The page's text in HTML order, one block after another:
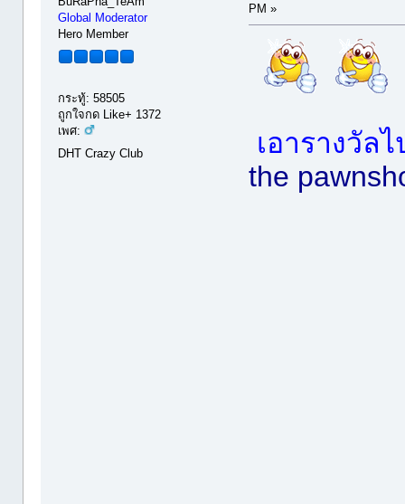
Global Moderator
Hero Member
กระทู้: 58505
ถูกใจกด Like+ 1372
เพศ:
DHT Crazy Club
PM »
เอารางวัล
the